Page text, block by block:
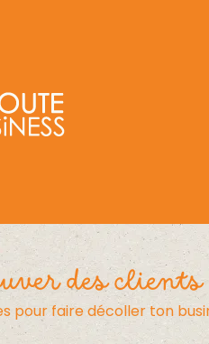
des clients
pour faire décoller ton